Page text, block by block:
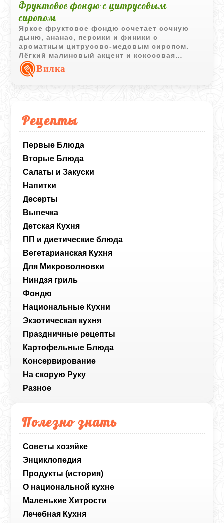
Рецепты
Первые Блюда
Вторые Блюда
Салаты и Закуски
Напитки
Десерты
Выпечка
Детская Кухня
ПП и диетические блюда
Вегетарианская Кухня
Для Микроволновки
Ниндзя гриль
Фондю
Национальные Кухни
Экзотическая кухня
Праздничные рецепты
Картофельные Блюда
Консервирование
На скорую Руку
Разное
Полезно знать
Советы хозяйке
Энциклопедия
Продукты (история)
О национальной кухне
Маленькие Хитрости
Лечебная Кухня
Фруктовое фондю с цитрусовым
сиропом
Яркое фруктовое фондю сочетает сочную
дыню, ананас, персики и финики с
ароматным цитрусово-медовым сиропом.
Лёгкий малиновый акцент и кокосовая
стружка делают десерт особенно интересным
и праздничным.
Вилка